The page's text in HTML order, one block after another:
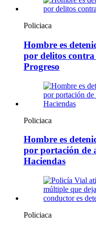
Policiaca
Hombre es
por delitos
Progreso
Policiaca
Hombre es
por portación de
Haciendas
Policiaca